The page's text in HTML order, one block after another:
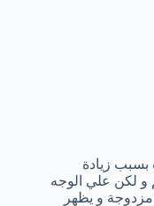
بسبب زيادة
و لكن علي الوجه
و يظهر